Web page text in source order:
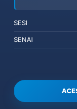
SESI
SENAI